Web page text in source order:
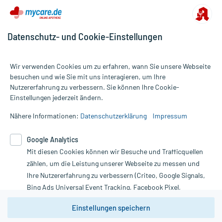
Alle Preise gelten inkl. MwSt., ggf. zzgl. Versandkosten
Informationen auf dieser Website werden ausschließlich für
die Untersuchung und Behandlung durch einen Arzt. Bitte
Therapien eingeleitet werden können. | Diese Webseite benutzt
Google Analytics. Lesen Sie bitte dazu die wichtigen Hinweise in
unserer Datenschutzerklärung. Für den Widerruf einer Bestellung
nutzen Sie das Formular:
Vertrag widerrufen
Datenschutz- und Cookie-Einstellungen
Wir verwenden Cookies um zu erfahren, wann Sie unsere Webseite
besuchen und wie Sie mit uns interagieren, um Ihre
Nutzererfahrung zu verbessern. Sie können Ihre Cookie-
Einstellungen jederzeit ändern.
Nähere Informationen: Datenschutzerklärung Impressum
Google Analytics
Mit diesen Cookies können wir Besuche und Trafficquellen
zählen, um die Leistung unserer Webseite zu messen und
Ihre Nutzererfahrung zu verbessern (Criteo, Google Signals,
Bing Ads Universal Event Tracking, Facebook Pixel,
Youtube-Social Plugin).
Wir weisen darauf hin, dass die
Einstellungen speichern